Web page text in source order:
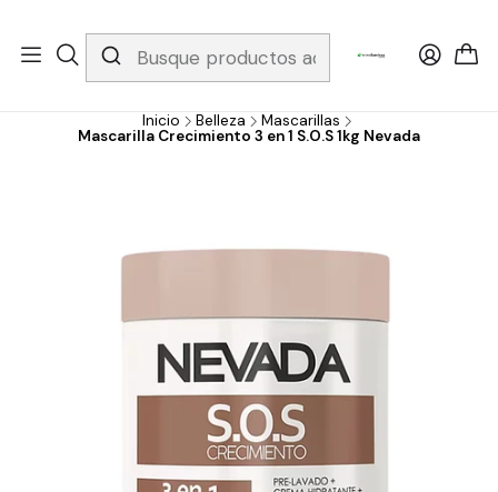
Whatsapp 3229079958/ Fijo 6019251796 / Envios a todo el país y
gratis apartir de 199.000!
Inicio Belleza
Mascarillas
Mascarilla Crecimiento 3 en 1 S.O.S 1kg Nevada